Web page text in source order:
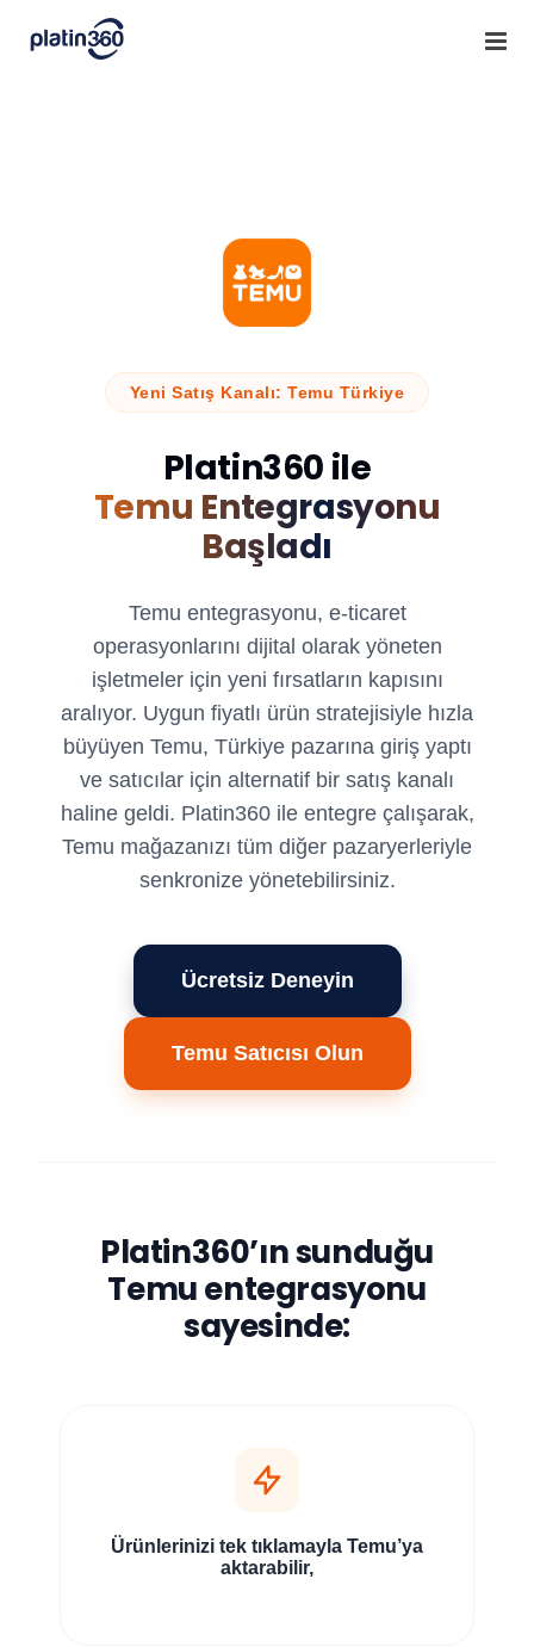
Yeni Satış Kanalı: Temu Türkiye
Platin360 ile
Temu Entegrasyonu
Başladı
Temu entegrasyonu, e-ticaret
operasyonlarını dijital olarak yöneten
işletmeler için yeni fırsatların kapısını
aralıyor. Uygun fiyatlı ürün stratejisiyle hızla
büyüyen Temu, Türkiye pazarına giriş yaptı
ve satıcılar için alternatif bir satış kanalı
haline geldi. Platin360 ile entegre çalışarak,
Temu mağazanızı tüm diğer pazaryerleriyle
senkronize yönetebilirsiniz.
Ücretsiz Deneyin
Temu Satıcısı Olun
Platin360’ın sunduğu
Temu entegrasyonu
sayesinde:
Ürünlerinizi tek tıklamayla Temu’ya
aktarabilir,